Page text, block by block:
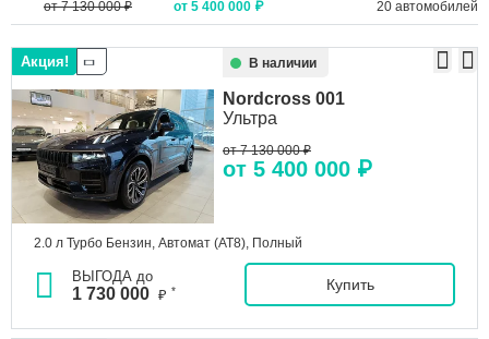
от 7 130 000 ₽ от 5 400 000 ₽ 20 автомобилей
Акция! В наличии
Nordcross 001
Ультра
от 7 130 000 ₽
от 5 400 000 ₽
2.0 л Турбо Бензин, Автомат (AT8), Полный
ВЫГОДА до
1 730 000 ₽ * Купить